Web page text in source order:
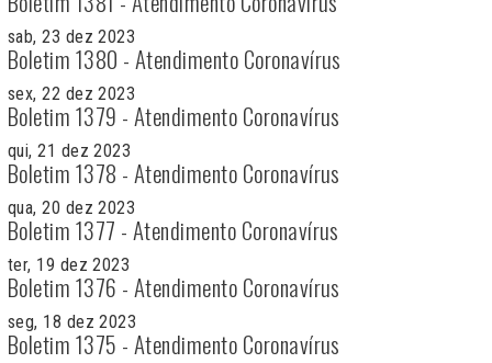
sab, 23 dez 2023
Boletim 1380 - Atendimento Coronavírus
sex, 22 dez 2023
Boletim 1379 - Atendimento Coronavírus
qui, 21 dez 2023
Boletim 1378 - Atendimento Coronavírus
qua, 20 dez 2023
Boletim 1377 - Atendimento Coronavírus
ter, 19 dez 2023
Boletim 1376 - Atendimento Coronavírus
seg, 18 dez 2023
Boletim 1375 - Atendimento Coronavírus